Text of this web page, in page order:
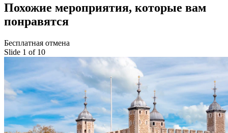
Похожие мероприятия, которые вам
понравятся
Бесплатная отмена
Slide 1 of 10